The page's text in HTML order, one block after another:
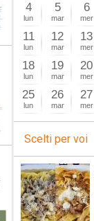
4
lun
5
mar
6
mer
11
lun
12
mar
13
mer
18
lun
19
mar
20
mer
25
lun
26
mar
27
mer
Scelti per voi